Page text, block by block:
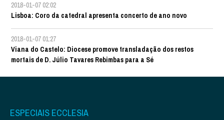
2018-01-07 02:02
Lisboa: Coro da catedral apresenta concerto de ano novo
2018-01-07 01:27
Viana do Castelo: Diocese promove transladação dos restos
mortais de D. Júlio Tavares Rebimbas para a Sé
ESPECIAIS ECCLESIA